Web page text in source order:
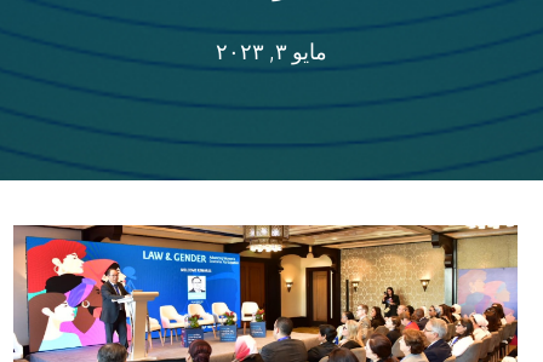
مايو ٣, ٢٠٢٣